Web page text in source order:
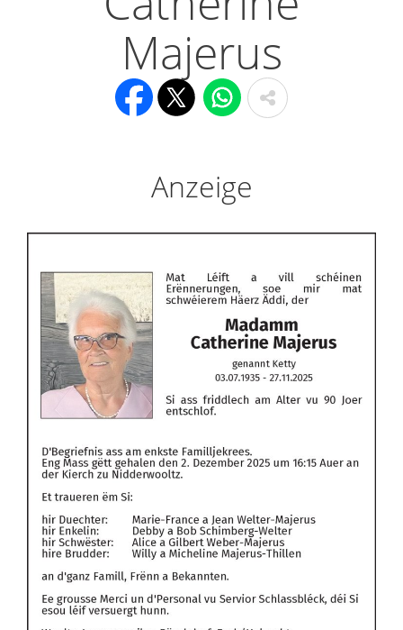
Majerus
Anzeige